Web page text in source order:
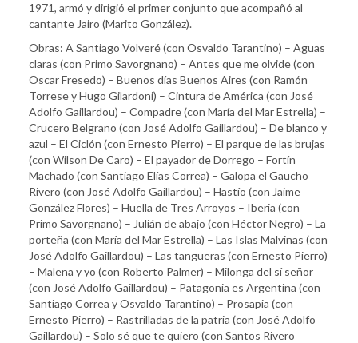
1971, armó y dirigió el primer conjunto que acompañó al
cantante Jairo (Marito González).
Obras: A Santiago Volveré (con Osvaldo Tarantino) – Aguas
claras (con Primo Savorgnano) – Antes que me olvide (con
Oscar Fresedo) – Buenos días Buenos Aires (con Ramón
Torrese y Hugo Gilardoni) – Cintura de América (con José
Adolfo Gaillardou) – Compadre (con María del Mar Estrella) –
Crucero Belgrano (con José Adolfo Gaillardou) – De blanco y
azul – El Ciclón (con Ernesto Pierro) – El parque de las brujas
(con Wilson De Caro) – El payador de Dorrego – Fortín
Machado (con Santiago Elías Correa) – Galopa el Gaucho
Rivero (con José Adolfo Gaillardou) – Hastío (con Jaime
González Flores) – Huella de Tres Arroyos – Iberia (con
Primo Savorgnano) – Julián de abajo (con Héctor Negro) – La
porteña (con María del Mar Estrella) – Las Islas Malvinas (con
José Adolfo Gaillardou) – Las tangueras (con Ernesto Pierro)
– Malena y yo (con Roberto Palmer) – Milonga del sí señor
(con José Adolfo Gaillardou) – Patagonia es Argentina (con
Santiago Correa y Osvaldo Tarantino) – Prosapia (con
Ernesto Pierro) – Rastrilladas de la patria (con José Adolfo
Gaillardou) – Solo sé que te quiero (con Santos Rivero